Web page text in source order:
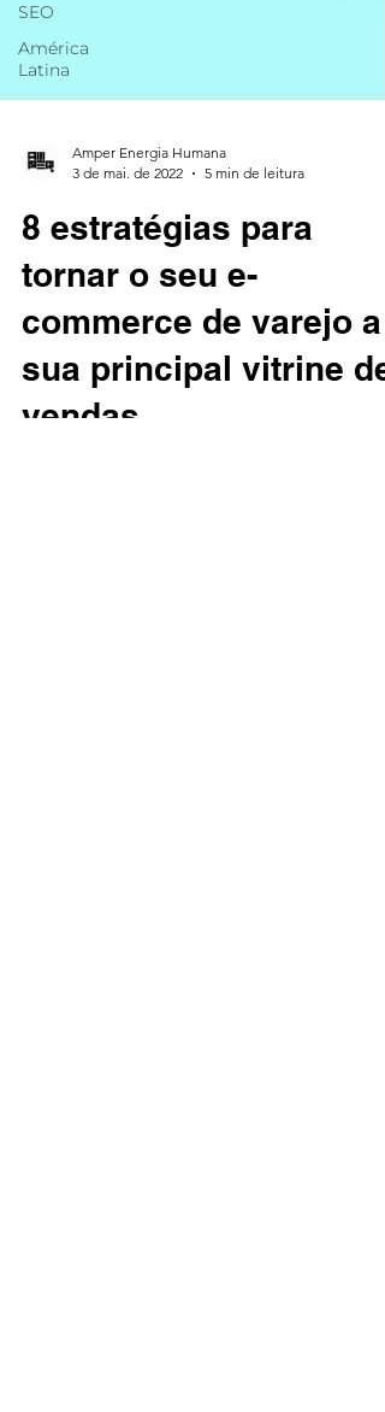
SEO
América
Latina
3 de mai. de 2022
5 min de leitura
8 estratégias para
tornar o seu e-
commerce de varejo a
sua principal vitrine de